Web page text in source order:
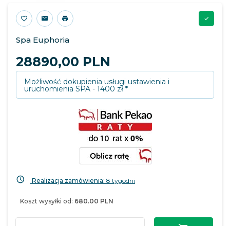
Spa Euphoria
28890,00 PLN
Możliwość dokupienia usługi ustawienia i
uruchomienia SPA - 1400 zł *
Realizacja zamówienia: 8 tygodni
Koszt wysyłki od: 680.00 PLN